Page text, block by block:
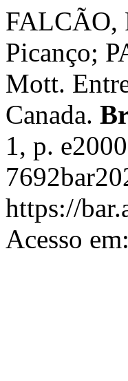
FALCÃO,
Picanço;
Mott.
Canada.
1, p.
https://
Acesso